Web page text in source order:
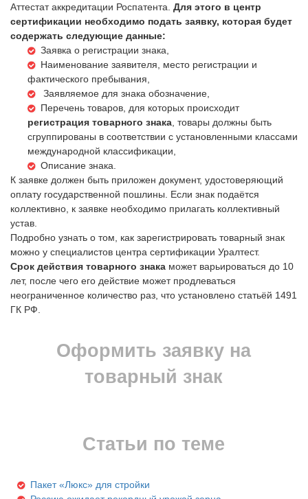
Аттестат аккредитации Роспатента. Для этого в центр
сертификации необходимо подать заявку, которая будет
содержать следующие данные:
Заявка о регистрации знака,
Наименование заявителя, место регистрации и
фактического пребывания,
Заявляемое для знака обозначение,
Перечень товаров, для которых происходит
регистрация товарного знака , товары должны быть
сгруппированы в соответствии с установленными классами
международной классификации,
Описание знака.
К заявке должен быть приложен документ, удостоверяющий
оплату государственной пошлины. Если знак подаётся
коллективно, к заявке необходимо прилагать коллективный
устав.
Подробно узнать о том, как зарегистрировать товарный знак
можно у специалистов центра сертификации Уралтест.
Срок действия товарного знака может варьироваться до 10
лет, после чего его действие может продлеваться
неограниченное количество раз, что установлено статьёй 1491
ГК РФ.
Оформить заявку на
товарный знак
Статьи по теме
Пакет «Люкс» для стройки